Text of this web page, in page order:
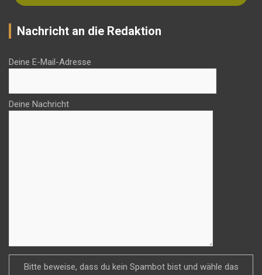
Nachricht an die Redaktion
Deine E-Mail-Adresse
Deine Nachricht
Bitte beweise, dass du kein Spambot bist und wähle das